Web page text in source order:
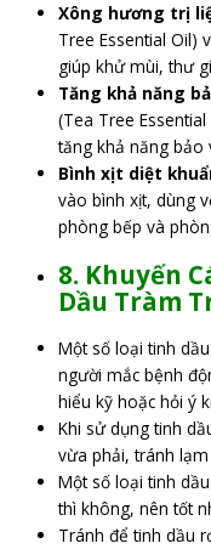
Xông hương trị
Tree Essential Oil)
giúp khử mùi, thư
Tăng khả năng
(Tea Tree
tăng khả năng bảo
Bình xịt diệt
vào bình xịt, dùng
phòng bếp và
8. Khuyến
Dầu Tràm
Một số loại tinh
người mắc bệnh
hiểu kỹ hoặc hỏi ý
Khi sử dụng tinh
vừa phải, tránh
Một số loại tinh
thì không, nên tốt
Tránh để tinh dầu